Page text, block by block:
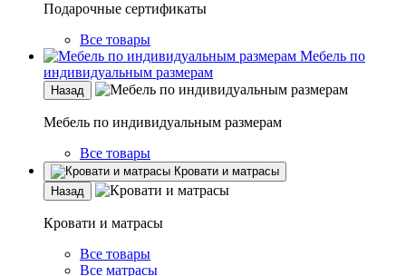
Подарочные сертификаты
Все товары
Мебель по
индивидуальным размерам
Назад
Мебель по индивидуальным размерам
Все товары
Кровати и матрасы
Назад
Кровати и матрасы
Все товары
Все матрасы